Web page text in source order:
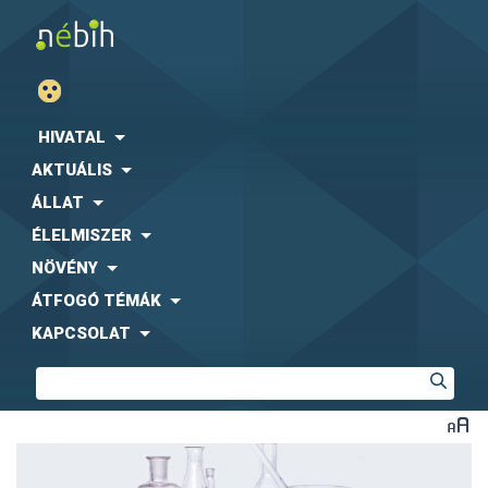
HIVATAL
AKTUÁLIS
ÁLLAT
ÉLELMISZER
NÖVÉNY
ÁTFOGÓ TÉMÁK
KAPCSOLAT